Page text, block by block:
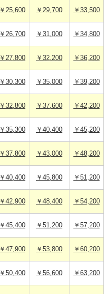
￥25,600 ￥29,700 ￥33,500
￥26,700 ￥31,000 ￥34,800
￥27,800 ￥32,200 ￥36,200
￥30,300 ￥35,000 ￥39,200
￥32,800 ￥37,600 ￥42,200
￥35,300 ￥40,400 ￥45,200
￥37,800 ￥43,000 ￥48,200
￥40,400 ￥45,800 ￥51,200
￥42,900 ￥48,400 ￥54,200
￥45,400 ￥51,200 ￥57,200
￥47,900 ￥53,800 ￥60,200
￥50,400 ￥56,600 ￥63,200